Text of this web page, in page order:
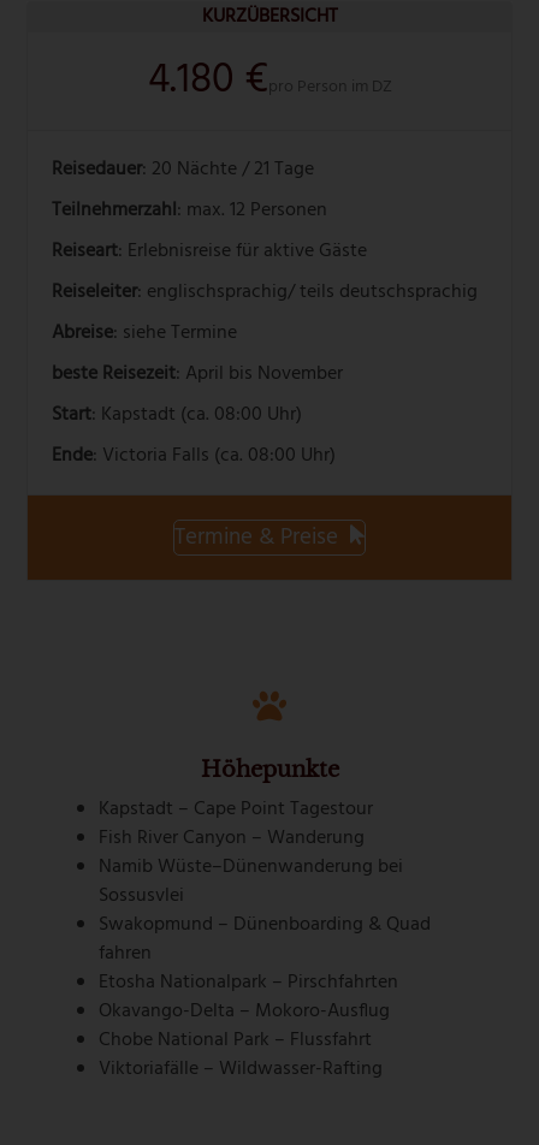
KURZÜBERSICHT
4.180 €pro Person im DZ
Reisedauer: 20 Nächte / 21 Tage
Teilnehmerzahl: max. 12 Personen
Reiseart: Erlebnisreise für aktive Gäste
Reiseleiter: englischsprachig/ teils deutschsprachig
Abreise: siehe Termine
beste Reisezeit: April bis November
Start: Kapstadt (ca. 08:00 Uhr)
Ende: Victoria Falls (ca. 08:00 Uhr)
Termine & Preise
Höhepunkte
Kapstadt – Cape Point Tagestour
Fish River Canyon – Wanderung
Namib Wüste–Dünenwanderung bei
Sossusvlei
Swakopmund – Dünenboarding & Quad
fahren
Etosha Nationalpark – Pirschfahrten
Okavango-Delta – Mokoro-Ausflug
Chobe National Park – Flussfahrt
Viktoriafälle – Wildwasser-Rafting